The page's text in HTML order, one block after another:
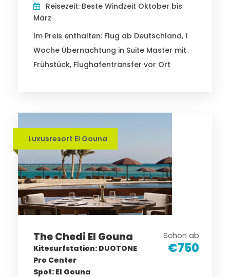
Reisezeit: Beste Windzeit Oktober bis
März
Im Preis enthalten: Flug ab Deutschland, 1
Woche Übernachtung in Suite Master mit
Frühstück, Flughafentransfer vor Ort
Luxusresort El Gouna
The Chedi El Gouna
Kitesurfstation: DUOTONE
Pro Center
Spot: El Gouna
Schon ab
€750